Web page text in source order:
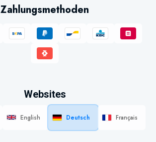
Zahlungsmethoden
Websites
English Deutsch Français